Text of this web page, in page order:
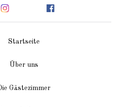
Startseite
Über uns
Die Gästezimmer